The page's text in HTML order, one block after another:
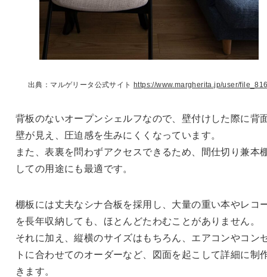
出典：マルゲリータ公式サイト https://www.margherita.jp/user/
背板のないオープンシェルフなので、壁付けした際に背
壁が見え、圧迫感を生みにくくなっています。
また、表裏を問わずアクセスできるため、間仕切り兼本
しての用途にも最適です。
棚板には丈夫なシナ合板を採用し、大量の重い本やレコ
を長年収納しても、ほとんどたわむことがありません。
それに加え、縦横のサイズはもちろん、エアコンやコン
トに合わせてのオーダーなど、図面を起こして詳細に制
きます。